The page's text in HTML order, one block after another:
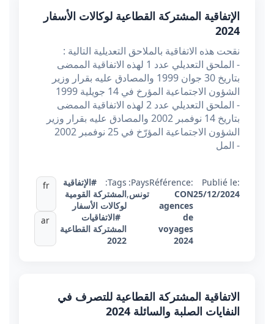
الإتفاقية المشتركة القطاعية لوكالات الأسفار
2024
نقحت هذه الاتفاقية بالملاحق التعديلية التالية :
- الملحق التعديلي عدد 1 لهذه الاتفاقية الممضى
بتاريخ 30 جوان 1999 والمصادق عليه بقرار وزير
الشؤون الاجتماعية المؤرخ في 14 جويلية 1999
- الملحق التعديلي عدد 2 لهذه الاتفاقية الممضى
بتاريخ 14 نوفمبر 2002 والمصادق عليه بقرار وزير
الشؤون الاجتماعية المؤرّخ في 25 نوفمبر 2002
- المل
Publié le:
25/12/2024
Référence:
CON
agences
de
voyages
2024
Pays:
تونس,
Tags:
#الإتفاقية
المشتركة القومية
لوكالات الأسفار
#الاتفاقيات
المشتركة القطاعية
2022
fr
ar
الاتفاقية المشتركة القطاعية للتصرف في
النفايات الصلبة والسائلة 2024